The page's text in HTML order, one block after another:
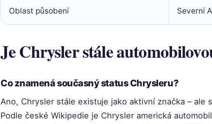
Oblast působení Severní
Je Chrysler stále
Co znamená současný status Chrysleru?
Ano, Chrysler stále existuje jako aktivní značka – ale
Podle české Wikipedie je Chrysler americká